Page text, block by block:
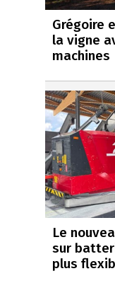
Grégoire
la vigne
machines
Le
sur
plus